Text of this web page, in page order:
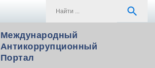
search
Международный
Антикоррупционный
Портал